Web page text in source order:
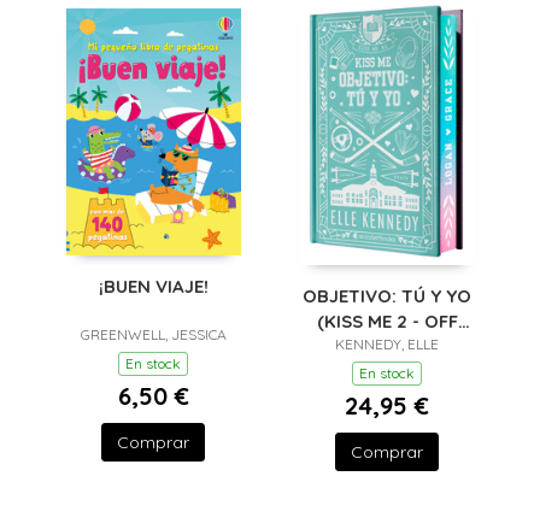
¡BUEN VIAJE!
GREENWELL, JESSICA
En stock
6,50 €
Comprar
OBJETIVO: TÚ Y YO
(KISS ME 2 - OFF
CAMPUS 2) - EDICIÓN
ESPECIAL EN TAPA
DURA CON
KENNEDY, ELLE
En stock
24,95 €
Comprar